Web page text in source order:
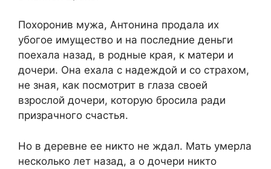
Похоронив мужа, Антонина продала их
убогое имущество и на последние деньги
поехала назад, в родные края, к матери и
дочери. Она ехала с надеждой и со страхом,
не зная, как посмотрит в глаза своей
взрослой дочери, которую бросила ради
призрачного счастья.
Но в деревне ее никто не ждал. Мать умерла
несколько лет назад, а о дочери никто